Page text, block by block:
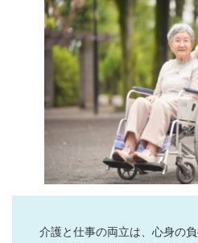
介護と仕事の両立は、心身の